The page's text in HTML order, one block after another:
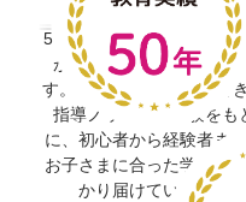
50年にわたる英語教育の
が、私たちの大きな強み
す。 半世紀かけて磨いて
指導ノウハウと経験をも
に、初心者から経験者まで
お子さまに合った学びを
かり届けています。